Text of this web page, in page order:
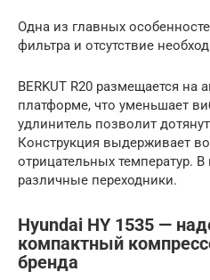
Одна из главных
фильтра и отсутствие
BERKUT R20 размещается на
платформе, что уменьшает
удлинитель позволит
Конструкция выдерживает
отрицательных температур.
различные переходники.
Hyundai HY 1535 —
компактный
бренда